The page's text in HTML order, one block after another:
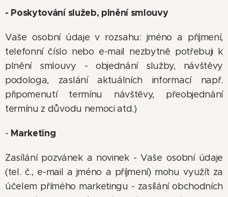
- Poskytování služeb, plnění smlouvy
Vaše osobní údaje v rozsahu: jméno a příjmení,
telefonní číslo nebo e-mail nezbytně potřebuji k
plnění smlouvy - objednání služby, návštěvy
podologa, zaslání aktuálních informací např.
připomenutí termínu návštěvy, přeobjednání
termínu z důvodu nemoci atd.)
- Marketing
Zasílání pozvánek a novinek - Vaše osobní údaje
(tel. č., e-mail a jméno a příjmení) mohu využít za
účelem přímého marketingu - zasílání obchodních